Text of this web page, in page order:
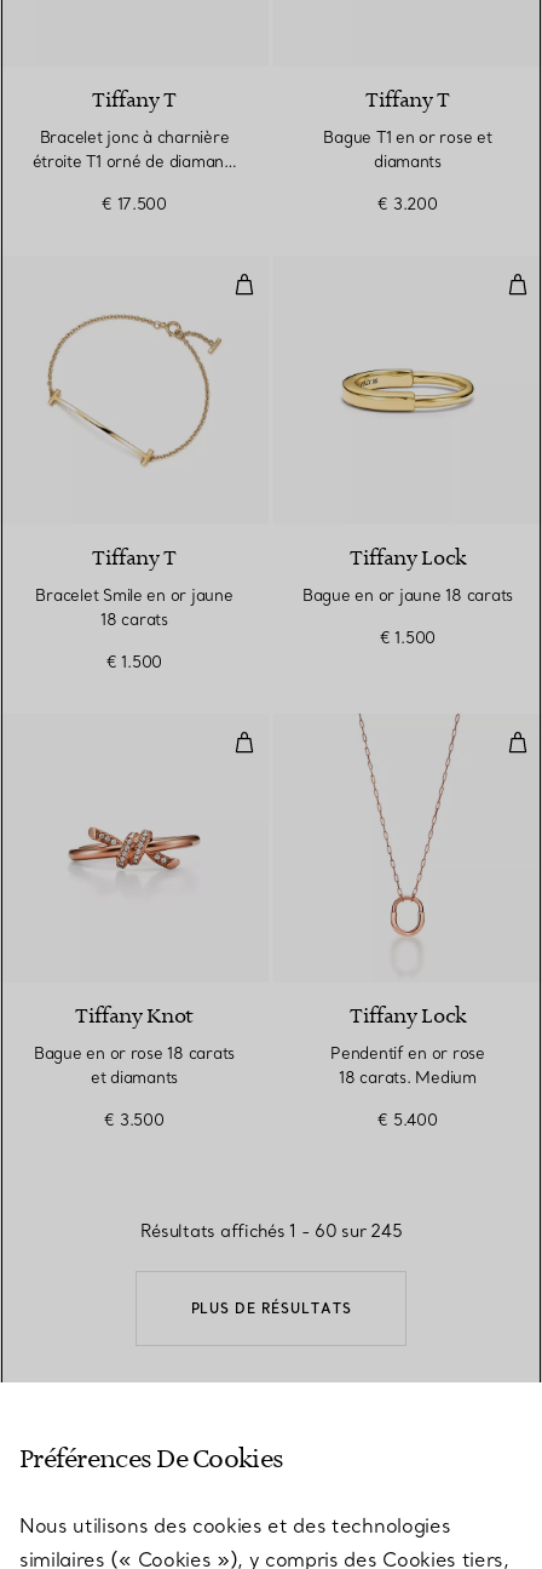
Tiffany T
Bracelet jonc à charnière
étroite T1 orné de diamants
€ 17.500
Tiffany T
Bague T1 en or rose et
diamants
€ 3.200
Bracelet Smile en or jaune 18
Tiffany T
Bracelet Smile en or jaune
18 carats
€ 1.500
Tiffany Lock
Bague en or jaune 18 carats
€ 1.500
Bague en or rose 18 carats et
Tiffany Knot
Bague en or rose 18 carats
et diamants
€ 3.500
Tiffany Lock
Pendentif en or rose
18 carats. Medium
€ 5.400
PLUS DE RÉSULTATS
Résultats affichés 1 - 60 sur 245
Préférences De Cookies
Nous utilisons des cookies et des technologies
similaires (« Cookies »), y compris des Cookies tiers,